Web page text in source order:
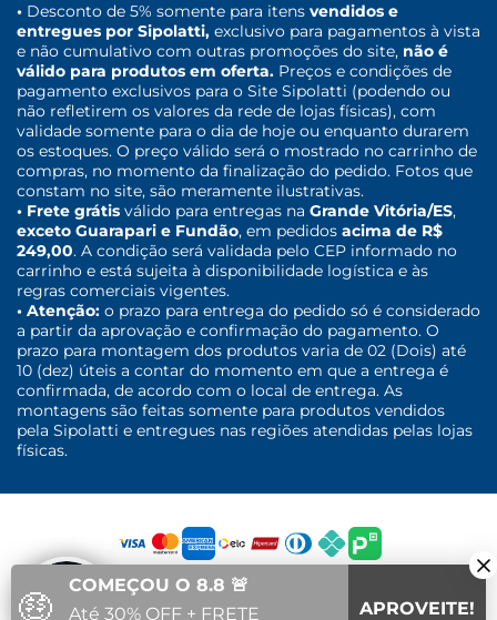
• Desconto de 5% somente para itens vendidos e
entregues por Sipolatti, exclusivo para pagamentos à vista
e não cumulativo com outras promoções do site, não é
válido para produtos em oferta. Preços e condições de
pagamento exclusivos para o Site Sipolatti (podendo ou
não refletirem os valores da rede de lojas físicas), com
validade somente para o dia de hoje ou enquanto durarem
os estoques. O preço válido será o mostrado no carrinho de
compras, no momento da finalização do pedido. Fotos que
constam no site, são meramente ilustrativas.
• Frete grátis válido para entregas na Grande Vitória/ES,
exceto Guarapari e Fundão, em pedidos acima de R$
249,00. A condição será validada pelo CEP informado no
carrinho e está sujeita à disponibilidade logística e às
regras comerciais vigentes.
• Atenção: o prazo para entrega do pedido só é considerado
a partir da aprovação e confirmação do pagamento. O
prazo para montagem dos produtos varia de 02 (Dois) até
10 (dez) úteis a contar do momento em que a entrega é
confirmada, de acordo com o local de entrega. As
montagens são feitas somente para produtos vendidos
pela Sipolatti e entregues nas regiões atendidas pelas lojas
físicas.
🤑
COMEÇOU O 8.8 🚨
Até 30% OFF + FRETE
APROVEITE!